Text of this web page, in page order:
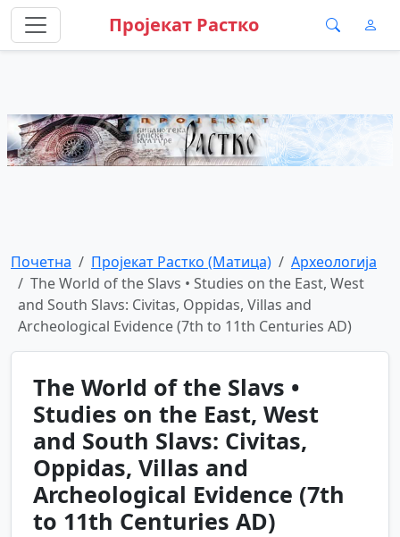
Пројекат Растко
Почетна Пројекат Растко (Матица)
Археологија
The World of the Slavs • Studies on the East, West
and South Slavs: Civitas, Oppidas, Villas and
Archeological Evidence (7th to 11th Centuries AD)
The World of the Slavs •
Studies on the East, West
and South Slavs: Civitas,
Oppidas, Villas and
Archeological Evidence (7th
to 11th Centuries AD)